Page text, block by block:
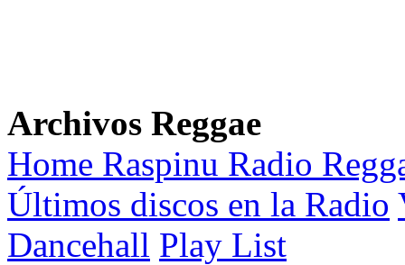
Archivos Reggae
Home Raspinu Radio
Últimos discos en la Radio
Dancehall Play List